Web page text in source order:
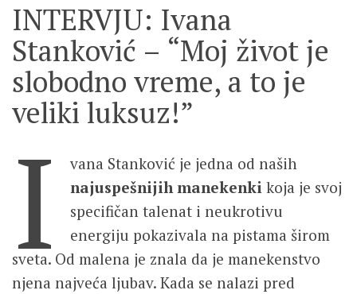
INTERVJU: Ivana
Stanković – “Moj život je
slobodno vreme, a to je
veliki luksuz!”
I
vana Stanković je jedna od naših
najuspešnijih manekenkikoja je svoj
specifičan talenat i neukrotivu
energiju pokazivala na pistama širom
sveta. Od malena je znala da je manekenstvo
njena najveća ljubav. Kada se nalazi pred